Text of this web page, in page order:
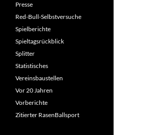
Presse
Red-Bull-Selbstversuche
Spielberichte
Spieltagsrückblick
Splitter
Statistisches
Vereinsbaustellen
Vor 20 Jahren
Vorberichte
Zitierter RasenBallsport